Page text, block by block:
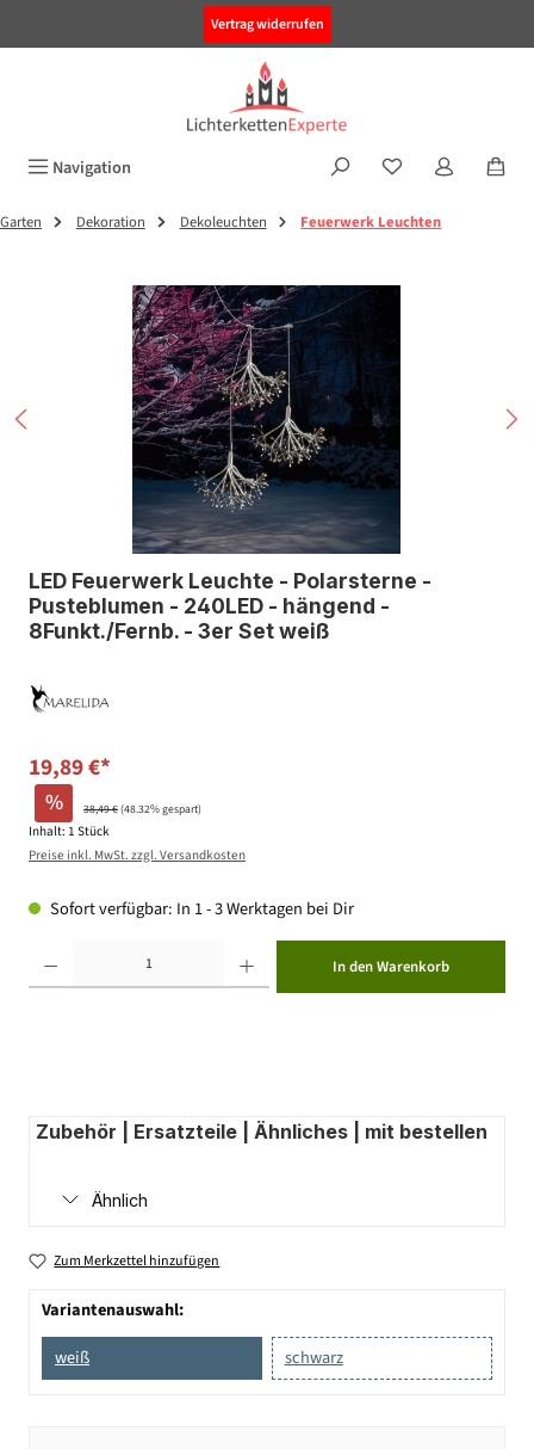
Vertrag widerrufen
Navigation
Garten Dekoration Dekoleuchten Feuerwerk Leuchten
Bildergalerie überspringen
LED Feuerwerk Leuchte - Polarsterne -
Pusteblumen - 240LED - hängend -
8Funkt./Fernb. - 3er Set weiß
19,89 €*
% 38,49 €(48.32% gespart)
Inhalt: 1 Stück
Preise inkl. MwSt. zzgl. Versandkosten
Sofort verfügbar: In 1 - 3 Werktagen bei Dir
In den Warenkorb
Zubehör | Ersatzteile | Ähnliches | mit bestellen
Ähnlich
Zum Merkzettel hinzufügen
Variantenauswahl:
weiß
schwarz